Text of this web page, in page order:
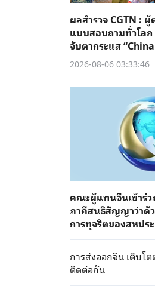
ผลสำรวจ CGTN :
แบบสอบถามทั่วโลก
จับตากระแส
2026-08-06 03:33:46
คณะผู้แทนจีนเข้าร่ว
ภาคีสนธิสัญญาว่าด้
การทุจริตของสหปร
การส่งออกจีน เติบโ
ติดต่อกัน